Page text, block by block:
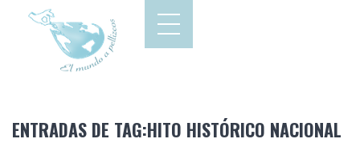
ENTRADAS DE TAG:HITO HISTÓRICO NACIONAL